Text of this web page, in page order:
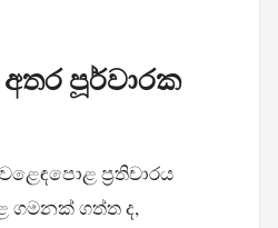
පූර්වාරක
ප්‍රතිචාරය
ගමනක් ගත්ත ද,